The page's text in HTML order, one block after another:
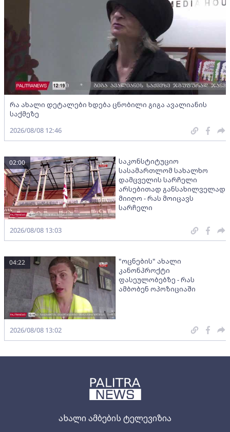
ახალი ამბების ტელევიზია
რა ახალი დეტალები ხდება ცნობილი გიგა ავალიანის
საქმეზე
2026/08/08 12:46
საკონსტიტუციო
სასამართლომ სახალხო
დამცველის სარჩელი
არსებითად განსახილველად
მიიღო - რას მოიცავს
სარჩელი
02:00
2026/08/08 13:03
"ოცნების" ახალი
კანონპროქტი
ფასეულობებზე - რას
ამბობენ ოპოზიციაში
04:22
2026/08/08 13:02